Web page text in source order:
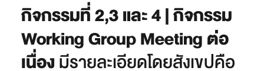
กิจกรรมที่ 2,3 และ 4 | กิจกรรม
Working Group Meeting ต่อ
เนื่องมีรายละเอียดโดยสังเขปคือ